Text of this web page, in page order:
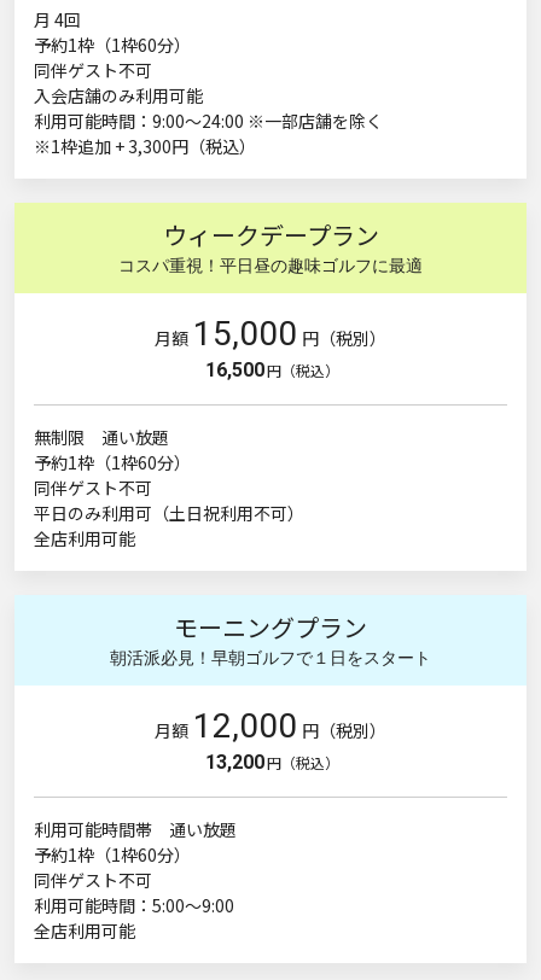
月 4回
予約1枠（1枠60分）
同伴ゲスト不可
入会店舗のみ利用可能
利用可能時間：9:00～24:00 ※一部店舗を除く
※1枠追加 + 3,300円（税込）
ウィークデープラン
コスパ重視！平日昼の趣味ゴルフに最適
月額 15,000 円（税別）
16,500円（税込）
無制限 通い放題
予約1枠（1枠60分）
同伴ゲスト不可
平日のみ利用可（土日祝利用不可）
全店利用可能
モーニングプラン
朝活派必見！早朝ゴルフで１日をスタート
月額 12,000 円（税別）
13,200円（税込）
利用可能時間帯 通い放題
予約1枠（1枠60分）
同伴ゲスト不可
利用可能時間：5:00～9:00
全店利用可能